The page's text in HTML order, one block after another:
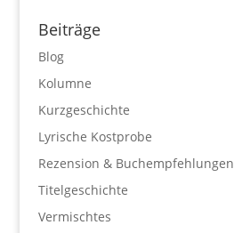
Beiträge
Blog
Kolumne
Kurzgeschichte
Lyrische Kostprobe
Rezension & Buchempfehlungen
Titelgeschichte
Vermischtes